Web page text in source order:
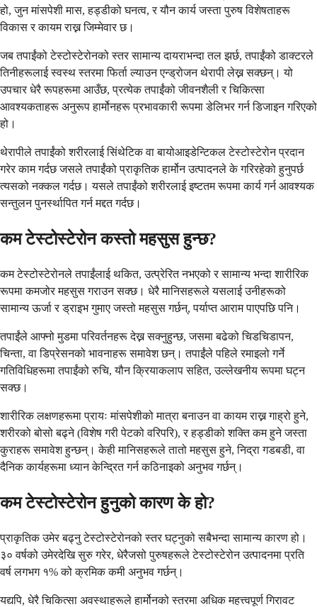
हो, जुन मांसपेशी मास, हड्डीको घनत्व, र यौन कार्य जस्ता पुरुष विशेषताहरू
विकास र कायम राख्न जिम्मेवार छ।
जब तपाईंको टेस्टोस्टेरोनको स्तर सामान्य दायराभन्दा तल झर्छ, तपाईंको डाक्टरले
तिनीहरूलाई स्वस्थ स्तरमा फिर्ता ल्याउन एन्ड्रोजन थेरापी लेख्न सक्छन्। यो
उपचार धेरै रूपहरूमा आउँछ, प्रत्येक तपाईंको जीवनशैली र चिकित्सा
आवश्यकताहरू अनुरूप हार्मोनहरू प्रभावकारी रूपमा डेलिभर गर्न डिजाइन गरिएको
हो।
थेरापीले तपाईंको शरीरलाई सिंथेटिक वा बायोआइडेन्टिकल टेस्टोस्टेरोन प्रदान
गरेर काम गर्दछ जसले तपाईंको प्राकृतिक हार्मोन उत्पादनले के गरिरहेको हुनुपर्छ
त्यसको नक्कल गर्दछ। यसले तपाईंको शरीरलाई इष्टतम रूपमा कार्य गर्न आवश्यक
सन्तुलन पुनर्स्थापित गर्न मद्दत गर्दछ।
कम टेस्टोस्टेरोन कस्तो महसुस हुन्छ?
कम टेस्टोस्टेरोनले तपाईंलाई थकित, उत्प्रेरित नभएको र सामान्य भन्दा शारीरिक
रूपमा कमजोर महसुस गराउन सक्छ। धेरै मानिसहरूले यसलाई उनीहरूको
सामान्य ऊर्जा र ड्राइभ गुमाए जस्तो महसुस गर्छन्, पर्याप्त आराम पाएपछि पनि।
तपाईंले आफ्नो मुडमा परिवर्तनहरू देख्न सक्नुहुन्छ, जसमा बढेको चिडचिडापन,
चिन्ता, वा डिप्रेसनको भावनाहरू समावेश छन्। तपाईंले पहिले रमाइलो गर्ने
गतिविधिहरूमा तपाईंको रुचि, यौन क्रियाकलाप सहित, उल्लेखनीय रूपमा घट्न
सक्छ।
शारीरिक लक्षणहरूमा प्रायः मांसपेशीको मात्रा बनाउन वा कायम राख्न गाह्रो हुने,
शरीरको बोसो बढ्ने (विशेष गरी पेटको वरिपरि), र हड्डीको शक्ति कम हुने जस्ता
कुराहरू समावेश हुन्छन्। केही मानिसहरूले तातो महसुस हुने, निद्रा गडबडी, वा
दैनिक कार्यहरूमा ध्यान केन्द्रित गर्न कठिनाइको अनुभव गर्छन्।
कम टेस्टोस्टेरोन हुनुको कारण के हो?
प्राकृतिक उमेर बढ्नु टेस्टोस्टेरोनको स्तर घट्नुको सबैभन्दा सामान्य कारण हो।
३० वर्षको उमेरदेखि सुरु गरेर, धेरैजसो पुरुषहरूले टेस्टोस्टेरोन उत्पादनमा प्रति
वर्ष लगभग १% को क्रमिक कमी अनुभव गर्छन्।
यद्यपि, धेरै चिकित्सा अवस्थाहरूले हार्मोनको स्तरमा अधिक महत्त्वपूर्ण गिरावट